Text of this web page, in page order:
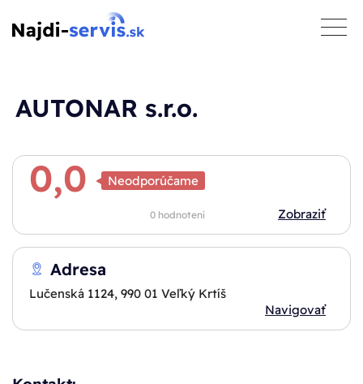
toggle
AUTONAR s.r.o.
0,0 Neodporúčame
0 hodnotení Zobraziť
Adresa
Lučenská 1124, 990 01 Veľký Krtíš
Navigovať